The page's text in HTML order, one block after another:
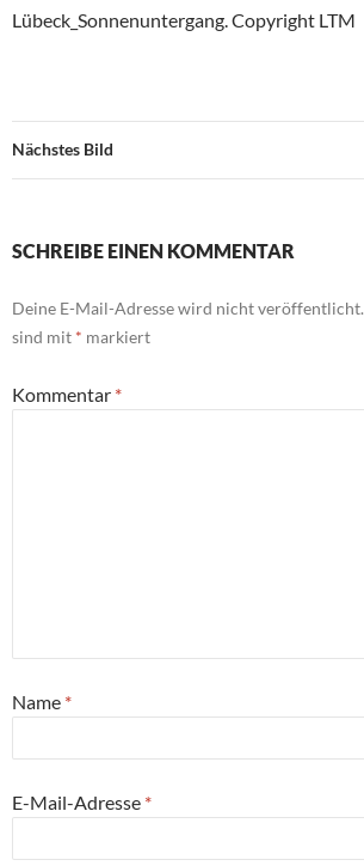
Lübeck_Sonnenuntergang. Copyright LTM
Nächstes Bild
SCHREIBE EINEN KOMMENTAR
Deine E-Mail-Adresse wird nicht veröffentlicht.
sind mit * markiert
Kommentar *
Name *
E-Mail-Adresse *